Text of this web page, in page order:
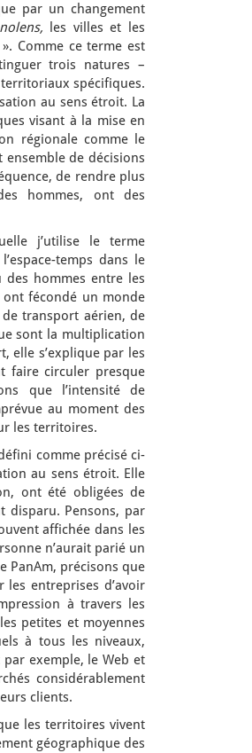
par un changement
les villes et les
Comme ce terme est
trois natures –
spécifiques.
au sens étroit. La
visant à la mise en
régionale comme le
de décisions
de rendre plus
hommes, ont des
j’utilise le terme
temps dans le
des hommes entre les
fécondé un monde
transport aérien, de
sont la multiplication
elle s’explique par les
faire circuler presque
que l’intensité de
au moment des
les territoires.
comme précisé ci-
au sens étroit. Elle
ont été obligées de
disparu. Pensons, par
affichée dans les
n’aurait parié un
PanAm, précisons que
entreprises d’avoir
à travers les
petites et moyennes
à tous les niveaux,
exemple, le Web et
considérablement
clients.
les territoires vivent
géographique des